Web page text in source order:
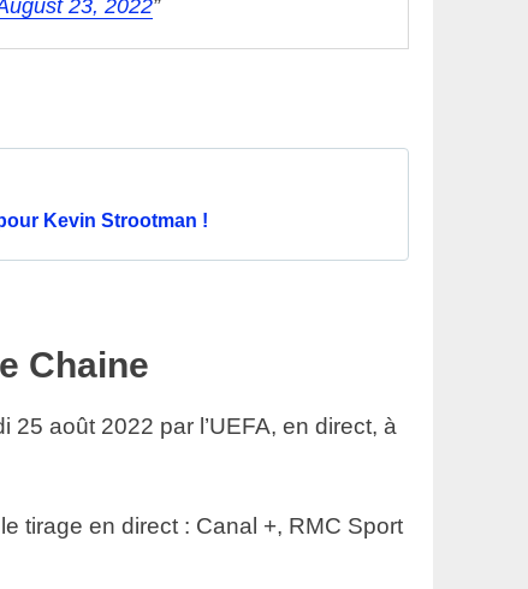
23, 2022
Kevin Strootman !
Chaine
août 2022 par l’UEFA, en direct, à
tirage en direct : Canal +, RMC Sport